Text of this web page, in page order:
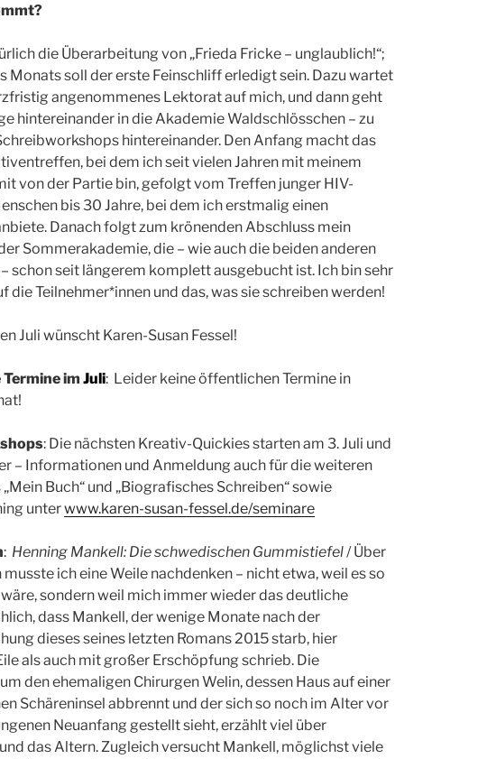
die Überarbeitung von „Frieda Fricke – unglaublich!“;
Monats soll der erste Feinschliff erledigt sein. Dazu wartet
angenommenes Lektorat auf mich, und dann geht
hintereinander in die Akademie Waldschlösschen – zu
hintereinander. Den Anfang macht das
bei dem ich seit vielen Jahren mit meinem
von der Partie bin, gefolgt vom Treffen junger HIV-
bis 30 Jahre, bei dem ich erstmalig einen
Danach folgt zum krönenden Abschluss mein
Sommerakademie, die – wie auch die beiden anderen
schon seit längerem komplett ausgebucht ist. Ich bin sehr
die Teilnehmer*innen und das, was sie schreiben werden!
Juli wünscht Karen-Susan Fessel!
im Juli: Leider keine öffentlichen Termine in
: Die nächsten Kreativ-Quickies starten am 3. Juli und
– Informationen und Anmeldung auch für die weiteren
Buch“ und „Biografisches Schreiben“ sowie
unterwww.karen-susan-fessel.de/seminare
: Henning Mankell: Die schwedischen Gummistiefel/ Über
musste ich eine Weile nachdenken – nicht etwa, weil es so
sondern weil mich immer wieder das deutliche
dass Mankell, der wenige Monate nach der
dieses seines letzten Romans 2015 starb, hier
als auch mit großer Erschöpfung schrieb. Die
den ehemaligen Chirurgen Welin, dessen Haus auf einer
Schäreninsel abbrennt und der sich so noch im Alter vor
Neuanfang gestellt sieht, erzählt viel über
das Altern. Zugleich versucht Mankell, möglichst viele